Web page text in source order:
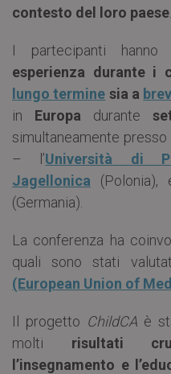
contesto del loro paese
I partecipanti
esperienza durante i
lungo termine sia a
in Europa durante
simultaneamente
– l’Università di
Jagellonica (Polonia),
(Germania).
La conferenza ha
quali sono stati
(European Union of
Il progetto ChildCAè
molti risultati
l’insegnamento e